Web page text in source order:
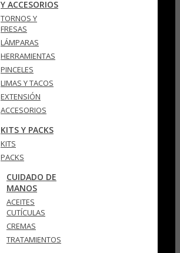
Y ACCESORIOS
TORNOS Y
FRESAS
LÁMPARAS
HERRAMIENTAS
PINCELES
LIMAS Y TACOS
EXTENSIÓN
ACCESORIOS
KITS Y PACKS
KITS
PACKS
CUIDADO DE
MANOS
ACEITES
CUTÍCULAS
CREMAS
TRATAMIENTOS